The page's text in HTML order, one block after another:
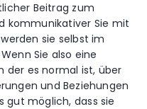
Beitrag zum
kommunikativer Sie mit
sie selbst im
Sie also eine
der es normal ist, über
und Beziehungen
gut möglich, dass sie